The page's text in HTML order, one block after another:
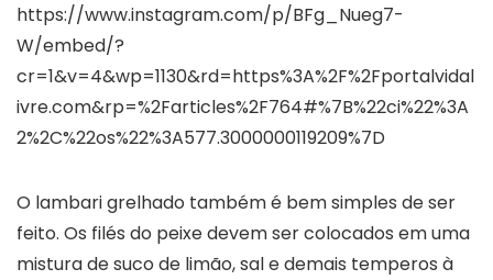
https://www.instagram.com/p/BFg_Nueg7-
W/embed/?
cr=1&v=4&wp=1130&rd=https%3A%2F%2Fportalvidal
ivre.com&rp=%2Farticles%2F764#%7B%22ci%22%3A
2%2C%22os%22%3A577.3000000119209%7D
O lambari grelhado também é bem simples de ser
feito. Os filés do peixe devem ser colocados em uma
mistura de suco de limão, sal e demais temperos à